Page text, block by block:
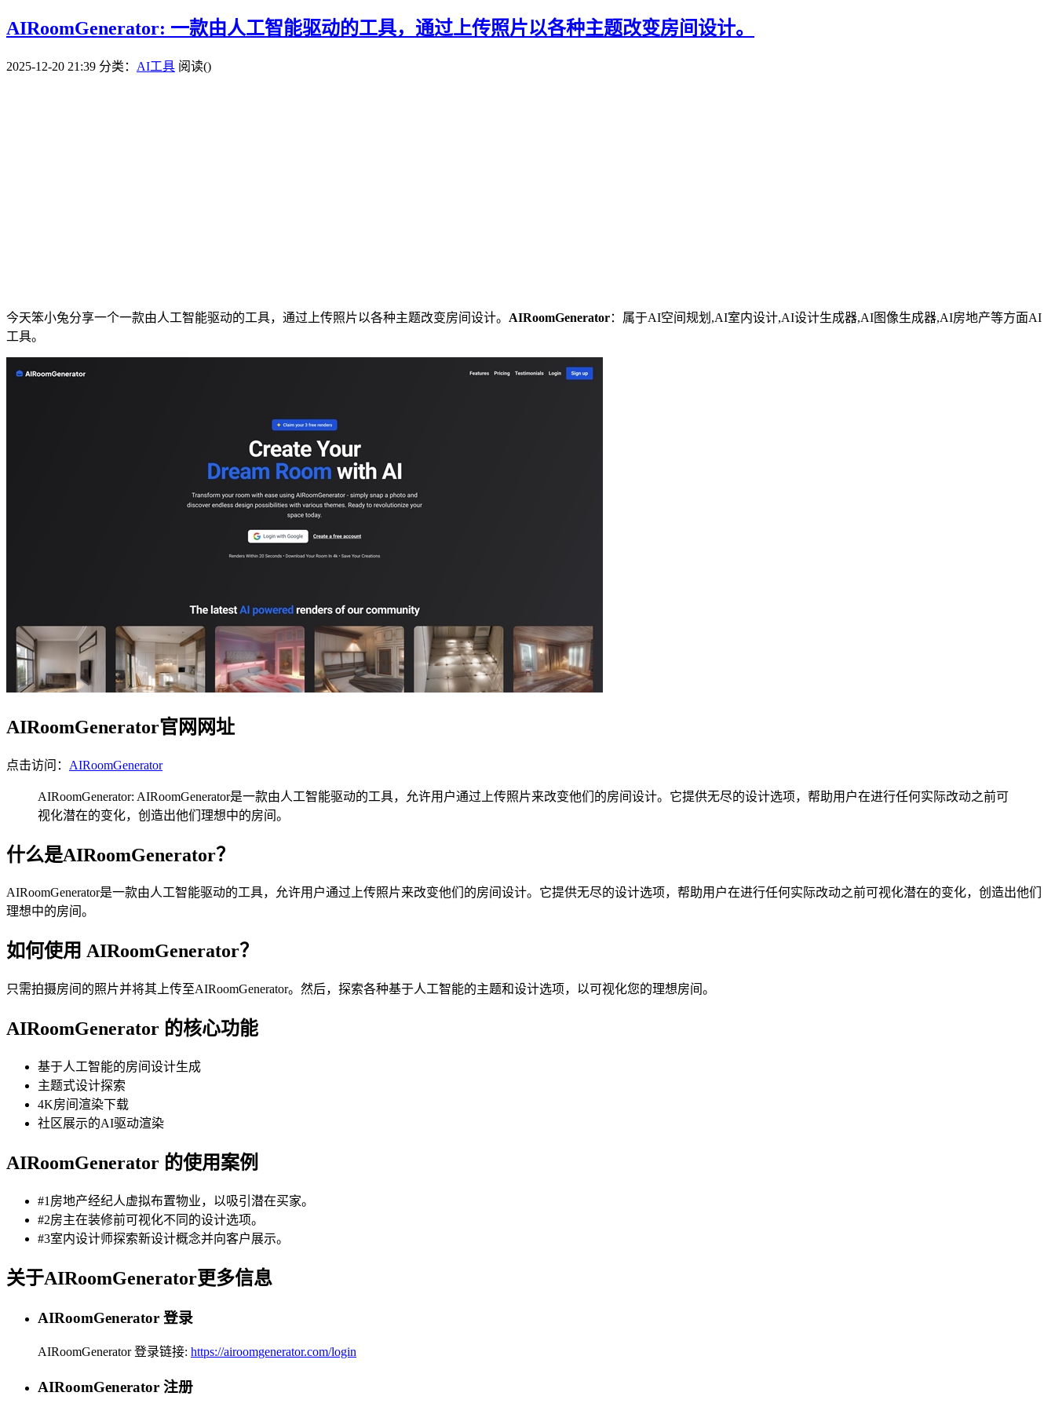
AIRoomGenerator: 一款由人工智能驱动的工具，通过上传照片以各种主题改变房间设计。
2025-12-20 21:39 分类： AI工具 阅读()
今天笨小兔分享一个一款由人工智能驱动的工具，通过上传照片以各种主题改变房间设计。 AIRoomGenerator：属于AI空间规划,AI室内设计,AI设计生成器,AI图像生成器,AI房地产等方面AI
工具。
AIRoomGenerator官网网址
点击访问： AIRoomGenerator
AIRoomGenerator: AIRoomGenerator是一款由人工智能驱动的工具，允许用户通过上传照片来改变他们的房间设计。它提供无尽的设计选项，帮助用户在进行任何实际改动之前可
视化潜在的变化，创造出他们理想中的房间。
什么是AIRoomGenerator？
AIRoomGenerator是一款由人工智能驱动的工具，允许用户通过上传照片来改变他们的房间设计。它提供无尽的设计选项，帮助用户在进行任何实际改动之前可视化潜在的变化，创造出他们
理想中的房间。
如何使用 AIRoomGenerator？
只需拍摄房间的照片并将其上传至AIRoomGenerator。然后，探索各种基于人工智能的主题和设计选项，以可视化您的理想房间。
AIRoomGenerator 的核心功能
基于人工智能的房间设计生成
主题式设计探索
4K房间渲染下载
社区展示的AI驱动渲染
AIRoomGenerator 的使用案例
#1房地产经纪人虚拟布置物业，以吸引潜在买家。
#2房主在装修前可视化不同的设计选项。
#3室内设计师探索新设计概念并向客户展示。
关于AIRoomGenerator更多信息
AIRoomGenerator 登录
AIRoomGenerator 登录链接: https://airoomgenerator.com/login
AIRoomGenerator 注册